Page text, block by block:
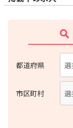
都道府県
市区町村